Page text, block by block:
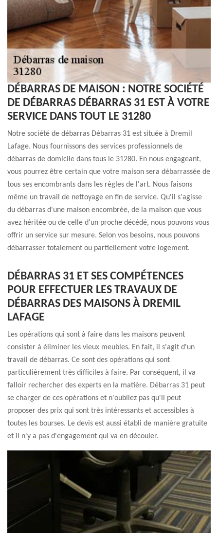
DÉBARRAS DE MAISON : NOTRE SOCIÉTÉ
DE DÉBARRAS DÉBARRAS 31 EST À VOTRE
SERVICE DANS TOUT LE 31280
Notre société de débarras Débarras 31 est située à Dremil
Lafage. Nous fournissons des services professionnels de
débarras de domicile dans tous le 31280. En nous engageant,
vous pourrez être certain que votre maison sera débarrassée de
tous ses encombrants dans les règles de l'art. Nous faisons
même un travail de nettoyage en fin de service. Qu'il s'agisse
du débarras d'une maison encombrée, de la maison que vous
avez héritée ou de celle d'un proche décédé, nous pouvons vous
offrir un service sur mesure. Selon vos besoins, nous pouvons
débarrasser totalement ou partiellement votre logement.
DÉBARRAS 31 ET SES COMPÉTENCES
POUR EFFECTUER LES TRAVAUX DE
DÉBARRAS DES MAISONS À DREMIL
LAFAGE
Les opérations qui sont à faire dans les maisons peuvent
consister à éliminer les vieux meubles. En fait, il s'agit d'un
travail de débarras. Ce sont des opérations qui sont
particulièrement très difficiles à faire. Par conséquent, il va
falloir rechercher des experts en la matière. Débarras 31 peut
se charger de ces opérations et n'oubliez pas qu'il peut
proposer des prix qui sont très intéressants et accessibles à
toutes les bourses. Le devis est aussi établi de manière gratuite
et il n'y a pas d'engagement qui va en découler.